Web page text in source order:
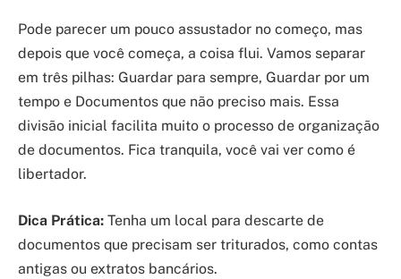
Pode parecer um pouco assustador no começo, mas
depois que você começa, a coisa flui. Vamos separar
em três pilhas: Guardar para sempre, Guardar por um
tempo e Documentos que não preciso mais. Essa
divisão inicial facilita muito o processo de organização
de documentos. Fica tranquila, você vai ver como é
libertador.
Dica Prática: Tenha um local para descarte de
documentos que precisam ser triturados, como contas
antigas ou extratos bancários.